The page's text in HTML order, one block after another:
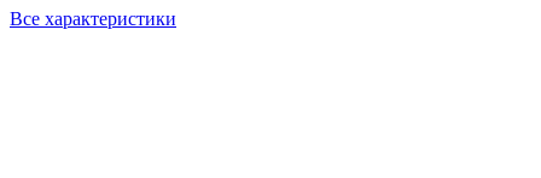
Все характеристики